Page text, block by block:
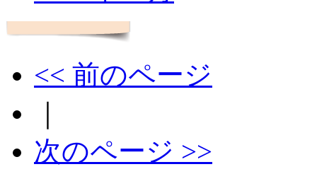
<< 前のページ
次のページ >>